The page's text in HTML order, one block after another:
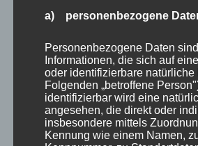
häufig gestresst und
werden will, denn ein solches
natürlich kein attraktives
Die Autoren der Studie sehen
Unternehmen im Zugzwang.
a) personenbezogene
Personenbezogene Daten
Informationen, die sich auf
oder identifizierbare natürliche
Folgenden „betroffene
identifizierbar wird eine
angesehen, die direkt oder
insbesondere mittels
Kennung wie einem Namen,